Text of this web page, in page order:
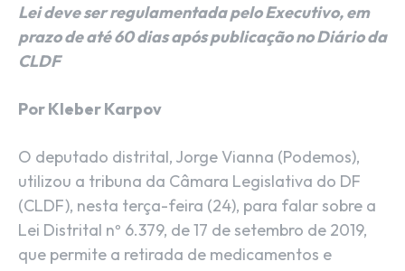
Lei deve ser regulamentada pelo Executivo, em
prazo de até 60 dias após publicação no Diário da
CLDF
Por Kleber Karpov
O deputado distrital, Jorge Vianna (Podemos),
utilizou a tribuna da Câmara Legislativa do DF
(CLDF), nesta terça-feira (24), para falar sobre a
Lei Distrital nº 6.379, de 17 de setembro de 2019,
que permite a retirada de medicamentos e